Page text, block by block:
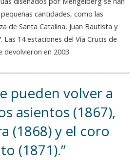
cantidades, como las
de Santa Catalina, Juan Bautista y
Las 14 estaciones del Vía Crucis de
devolvieron en 2003.
pueden volver a
asientos (1867),
(1868) y el coro
(1871).